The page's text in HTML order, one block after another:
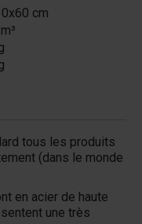
cm
tous les produits
(dans le monde
en acier de haute
une très